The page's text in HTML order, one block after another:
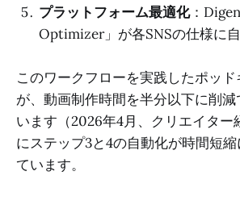
プラットフォーム最適化：
Optimizer」が各SNSの仕様に
このワークフローを実践したポッ
が、動画制作時間を半分以下に削
います（2026年4月、クリエイター
にステップ3と4の自動化が時間短
ています。